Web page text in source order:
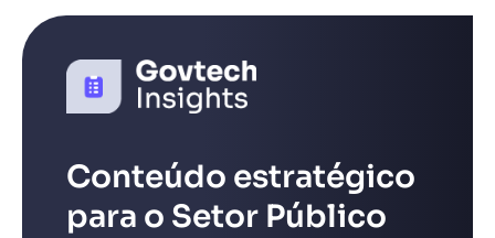
Conteúdo estratégico
para o Setor Público